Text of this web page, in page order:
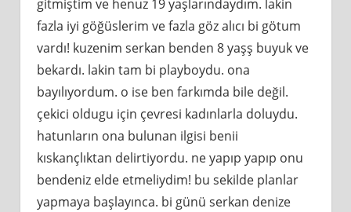
gitmiştim ve henuz 19 yaşlarındaydım. lakin
fazla iyi göğüslerim ve fazla göz alıcı bi götum
vardı! kuzenim serkan benden 8 yaşş buyuk ve
bekardı. lakin tam bi playboydu. ona
bayılıyordum. o ise ben farkımda bile değil.
çekici oldugu için çevresi kadınlarla doluydu.
hatunların ona bulunan ilgisi benii
kıskançlıktan delirtiyordu. ne yapıp yapıp onu
bendeniz elde etmeliydim! bu sekilde planlar
yapmaya başlayınca. bi günü serkan denize